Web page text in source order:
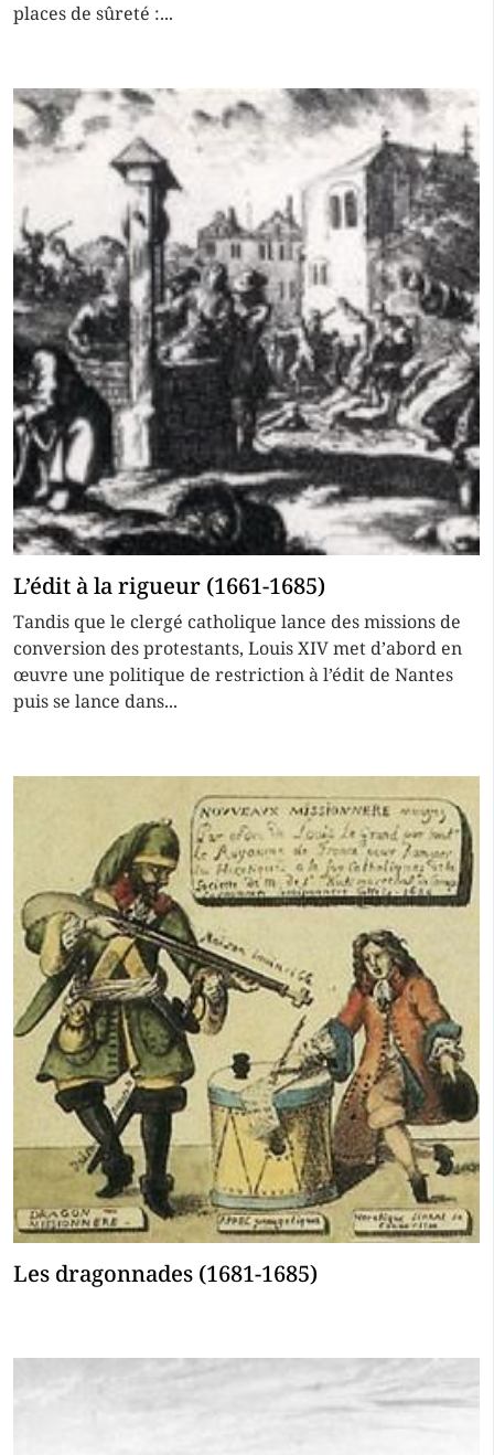
places de sûreté :...
L’édit à la rigueur (1661-1685)
Tandis que le clergé catholique lance des missions de
conversion des protestants, Louis XIV met d’abord en
œuvre une politique de restriction à l’édit de Nantes
puis se lance dans...
Les dragonnades (1681-1685)